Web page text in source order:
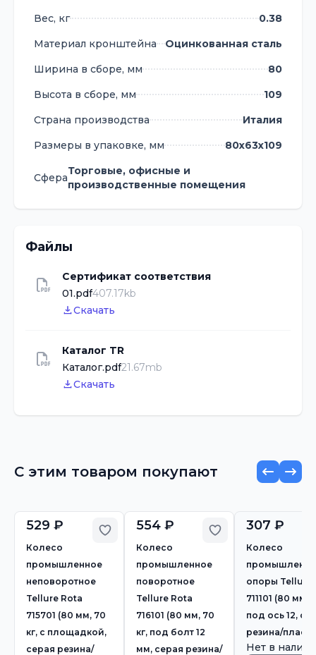
Вес, кг
0.38
Материал кронштейна
Оцинкованная сталь
Ширина в сборе, мм
80
Высота в сборе, мм
109
Страна производства
Италия
Размеры в упаковке, мм
80х63х109
Сфера
Торговые, офисные и
производственные помещения
Файлы
Сертификат соответствия
01.pdf407.17kb
Скачать
Каталог TR
Каталог.pdf21.67mb
Скачать
С этим товаром покупают
Добавить в избранное
529 ₽
Колесо
промышленное
неповоротное
Tellure Rota
715701 (80 мм, 70
кг, с площадкой,
серая резина/
Добавить в
554 ₽
Колесо
промышленное
поворотное
Tellure Rota
716101 (80 мм, 70
кг, под болт 12
мм, серая резина/
307 ₽
Колесо
опоры Tellure
711101 (80 мм,
под ось 12,
резина/
Нет в